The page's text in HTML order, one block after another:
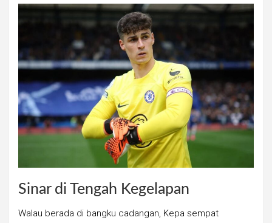
Sinar di Tengah Kegelapan
Walau berada di bangku cadangan, Kepa sempat